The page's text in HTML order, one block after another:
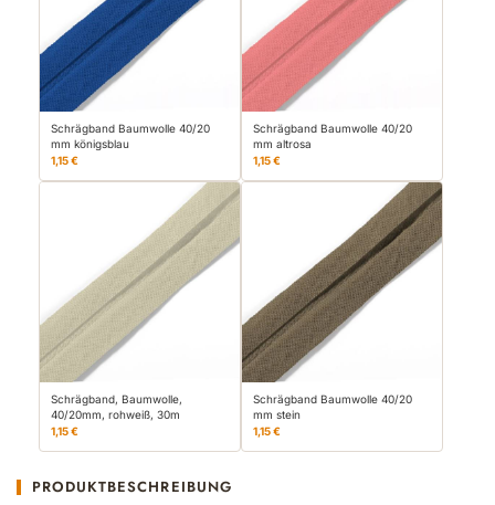
Schrägband Baumwolle 40/20
mm königsblau
1,15 €
Schrägband Baumwolle 40/20
mm altrosa
1,15 €
Schrägband, Baumwolle,
40/20mm, rohweiß, 30m
1,15 €
Schrägband Baumwolle 40/20
mm stein
1,15 €
PRODUKTBESCHREIBUNG